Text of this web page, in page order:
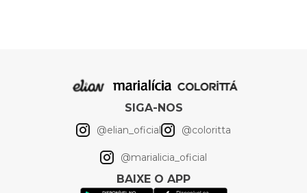
Elastano, 90% Poliéster
10% Elastano
Preto
Camiseta
SIGA-NOS
@elian_oficial @coloritta
@marialicia_oficial
BAIXE O APP